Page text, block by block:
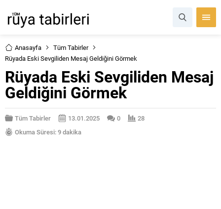
Anasayfa
Tüm Tabirler
Rüyada Eski Sevgiliden Mesaj Geldiğini Görmek
Rüyada Eski Sevgiliden Mesaj
Geldiğini Görmek
Tüm Tabirler 13.01.2025 0
28
Okuma Süresi: 9 dakika